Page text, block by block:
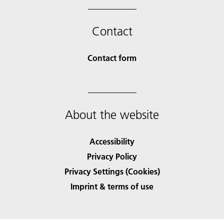
Contact
Contact form
About the website
Accessibility
Privacy Policy
Privacy Settings (Cookies)
Imprint & terms of use